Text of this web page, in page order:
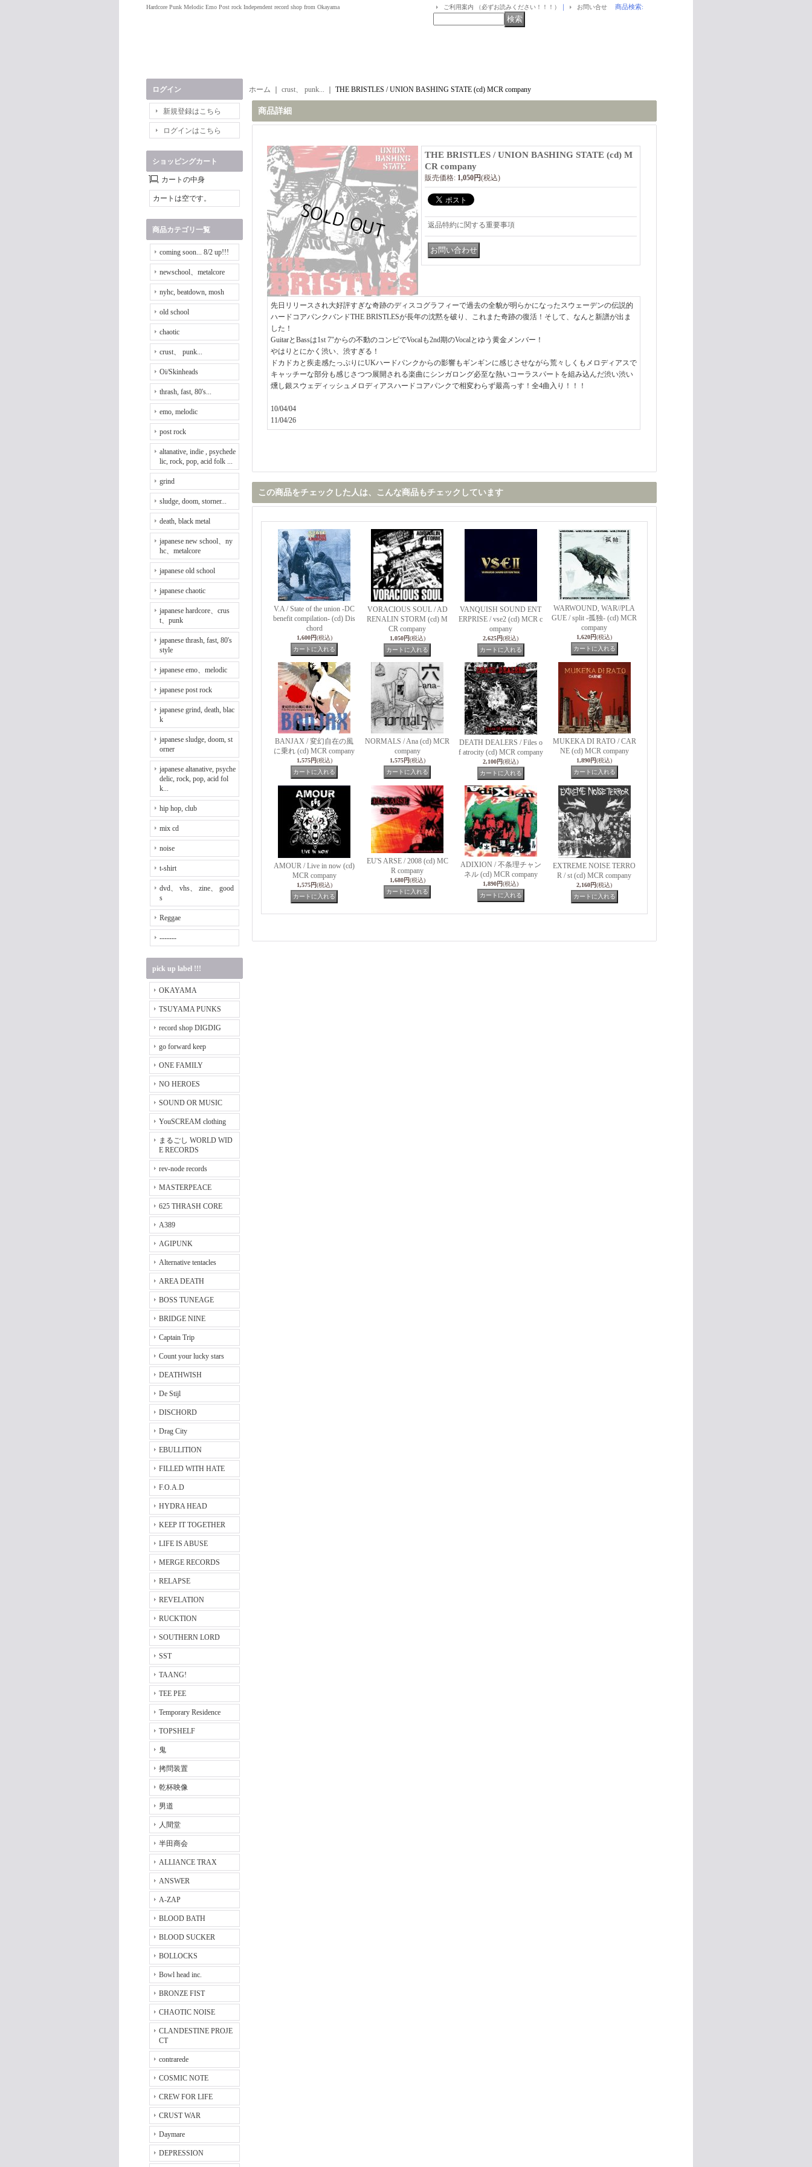
Hardcore Punk Melodic Emo Post rock Independent record shop from Okayama ご利用案内 （必ずお読みください！！！） ｜ お問い合せ 商品検索:
ログイン
新規登録はこちら
ログインはこちら
ショッピングカート
カートの中身
カートは空です。
商品カテゴリ一覧
coming soon... 8/2 up!!!
newschool、metalcore
nyhc, beatdown, mosh
old school
chaotic
crust、 punk...
Oi/Skinheads
thrash, fast, 80's...
emo, melodic
post rock
altanative, indie , psychede
lic, rock, pop, acid folk ...
grind
sludge, doom, storner...
death, black metal
japanese new school、ny
hc、metalcore
japanese old school
japanese chaotic
japanese hardcore、crus
t、punk
japanese thrash, fast, 80's
style
japanese emo、melodic
japanese post rock
japanese grind, death, blac
k
japanese sludge, doom, st
orner
japanese altanative, psyche
delic, rock, pop, acid fol
k...
hip hop, club
mix cd
noise
t-shirt
dvd、 vhs、 zine、 good
s
Reggae
-------
pick up label !!!
OKAYAMA
TSUYAMA PUNKS
record shop DIGDIG
go forward keep
ONE FAMILY
NO HEROES
SOUND OR MUSIC
YouSCREAM clothing
まるごし WORLD WID
E RECORDS
rev-node records
MASTERPEACE
625 THRASH CORE
A389
AGIPUNK
Alternative tentacles
AREA DEATH
BOSS TUNEAGE
BRIDGE NINE
Captain Trip
Count your lucky stars
DEATHWISH
De Stijl
DISCHORD
Drag City
EBULLITION
FILLED WITH HATE
F.O.A.D
HYDRA HEAD
KEEP IT TOGETHER
LIFE IS ABUSE
MERGE RECORDS
RELAPSE
REVELATION
RUCKTION
SOUTHERN LORD
SST
TAANG!
TEE PEE
Temporary Residence
TOPSHELF
鬼
拷問装置
乾杯映像
男道
人間堂
半田商会
ALLIANCE TRAX
ANSWER
A-ZAP
BLOOD BATH
BLOOD SUCKER
BOLLOCKS
Bowl head inc.
BRONZE FIST
CHAOTIC NOISE
CLANDESTINE PROJE
CT
contrarede
COSMIC NOTE
CREW FOR LIFE
CRUST WAR
Daymare
DEPRESSION
ホーム crust、 punk... THE BRISTLES / UNION BASHING STATE (cd) MCR company
商品詳細
THE BRISTLES / UNION BASHING STATE (cd) M
CR company
販売価格: 1,050円(税込)
返品特約に関する重要事項
先日リリースされ大好評すぎな奇跡のディスコグラフィーで過去の全貌が明らかになったスウェーデンの伝説的
ハードコアパンクバンドTHE BRISTLESが長年の沈黙を破り、これまた奇跡の復活！そして、なんと新譜が出ま
した！
GuitarとBassは1st 7"からの不動のコンビでVocalも2nd期のVocalとゆう黄金メンバー！
やはりとにかく渋い、渋すぎる！
ドカドカと疾走感たっぷりにUKハードパンクからの影響もギンギンに感じさせながら荒々しくもメロディアスで
キャッチーな部分も感じさつつ展開される楽曲にシンガロング必至な熱いコーラスパートを組み込んだ渋い渋い
燻し銀スウェディッシュメロディアスハードコアパンクで相変わらず最高っす！全4曲入り！！！
10/04/04
11/04/26
この商品をチェックした人は、こんな商品もチェックしています
V.A / State of the union -DC
benefit compilation- (cd) Dis
chord
1,600円(税込)
VORACIOUS SOUL / AD
RENALIN STORM (cd) M
CR company
1,050円(税込)
VANQUISH SOUND ENT
ERPRISE / vse2 (cd) MCR c
ompany
2,625円(税込)
WARWOUND, WAR//PLA
GUE / split -孤独- (cd) MCR
company
1,620円(税込)
BANJAX / 変幻自在の風
に乗れ (cd) MCR company
1,575円(税込)
NORMALS / Ana (cd) MCR
company
1,575円(税込)
DEATH DEALERS / Files o
f atrocity (cd) MCR company
2,100円(税込)
MUKEKA DI RATO / CAR
NE (cd) MCR company
1,890円(税込)
AMOUR / Live in now (cd)
MCR company
1,575円(税込)
EU'S ARSE / 2008 (cd) MC
R company
1,680円(税込)
ADIXION / 不条理チャン
ネル (cd) MCR company
1,890円(税込)
EXTREME NOISE TERRO
R / st (cd) MCR company
2,160円(税込)